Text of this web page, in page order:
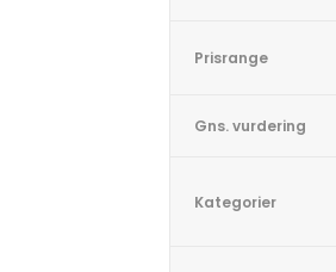
Prisrange
Gns. vurdering
Kategorier